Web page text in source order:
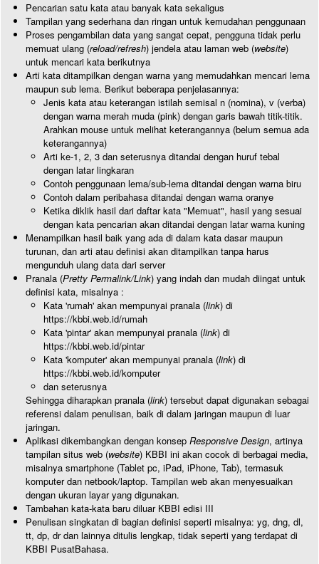
Pencarian satu kata atau banyak kata sekaligus
Tampilan yang sederhana dan ringan untuk kemudahan penggunaan
Proses pengambilan data yang sangat cepat, pengguna tidak perlu
memuat ulang (reload/refresh) jendela atau laman web (website)
untuk mencari kata berikutnya
Arti kata ditampilkan dengan warna yang memudahkan mencari lema
maupun sub lema. Berikut beberapa penjelasannya:
Jenis kata atau keterangan istilah semisal n (nomina), v (verba)
dengan warna merah muda (pink) dengan garis bawah titik-titik.
Arahkan mouse untuk melihat keterangannya (belum semua ada
keterangannya)
Arti ke-1, 2, 3 dan seterusnya ditandai dengan huruf tebal
dengan latar lingkaran
Contoh penggunaan lema/sub-lema ditandai dengan warna biru
Contoh dalam peribahasa ditandai dengan warna oranye
Ketika diklik hasil dari daftar kata "Memuat", hasil yang sesuai
dengan kata pencarian akan ditandai dengan latar warna kuning
Menampilkan hasil baik yang ada di dalam kata dasar maupun
turunan, dan arti atau definisi akan ditampilkan tanpa harus
mengunduh ulang data dari server
Pranala (Pretty Permalink/Link) yang indah dan mudah diingat untuk
definisi kata, misalnya :
Kata 'rumah' akan mempunyai pranala (link) di
https://kbbi.web.id/rumah
Kata 'pintar' akan mempunyai pranala (link) di
https://kbbi.web.id/pintar
Kata 'komputer' akan mempunyai pranala (link) di
https://kbbi.web.id/komputer
dan seterusnya
Sehingga diharapkan pranala (link) tersebut dapat digunakan sebagai
referensi dalam penulisan, baik di dalam jaringan maupun di luar
jaringan.
Aplikasi dikembangkan dengan konsep Responsive Design, artinya
tampilan situs web (website) KBBI ini akan cocok di berbagai media,
misalnya smartphone (Tablet pc, iPad, iPhone, Tab), termasuk
komputer dan netbook/laptop. Tampilan web akan menyesuaikan
dengan ukuran layar yang digunakan.
Tambahan kata-kata baru diluar KBBI edisi III
Penulisan singkatan di bagian definisi seperti misalnya: yg, dng, dl,
tt, dp, dr dan lainnya ditulis lengkap, tidak seperti yang terdapat di
KBBI PusatBahasa.